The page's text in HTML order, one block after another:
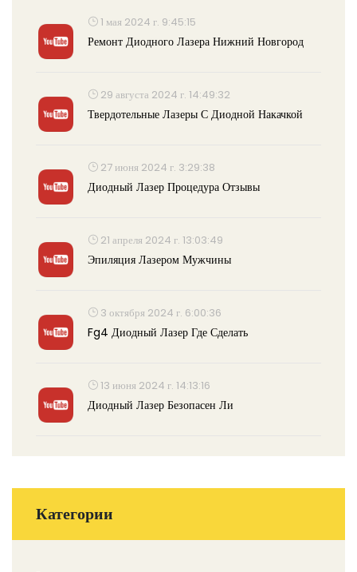
1 мая 2024 г. 9:45:15
Ремонт Диодного Лазера Нижний Новгород
29 августа 2024 г. 14:49:32
Твердотельные Лазеры С Диодной Накачкой
27 июня 2024 г. 3:29:38
Диодный Лазер Процедура Отзывы
21 апреля 2024 г. 13:03:49
Эпиляция Лазером Мужчины
3 октября 2024 г. 6:00:36
Fg4 Диодный Лазер Где Сделать
13 июня 2024 г. 14:13:16
Диодный Лазер Безопасен Ли
Категории